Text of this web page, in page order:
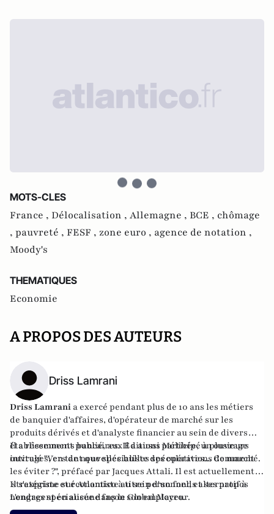
MOTS-CLES
France , Délocalisation , Allemagne , BCE , chômage
, pauvreté , FESF , zone euro , agence de notation ,
Moody's
THEMATIQUES
Economie
A PROPOS DES AUTEURS
Driss Lamrani
Driss Lamrani a exercé pendant plus de 10 ans les métiers
de banquier d'affaires, d'opérateur de marché sur les
produits dérivés et d'analyste financier au sein de divers
établissements bancaires. Il a aussi participé à plusieurs
ouvrages, en tant que spécialiste des opérations de marché.
Il a récemment publié, aux Editions Mélibée, un ouvrage
intitulé "Vers de nouvelles bulles spéculatives... Comment
les éviter ?", préfacé par Jacques Attali. Il est actuellement
stratégiste et économiste au sein d'un fonds alternatif à
Londres spécialisée dans le Global Macro.
Il s'exprime sur Atlantico à titre personnel, et ses propos
n'engagent en aucune façon son employeur.